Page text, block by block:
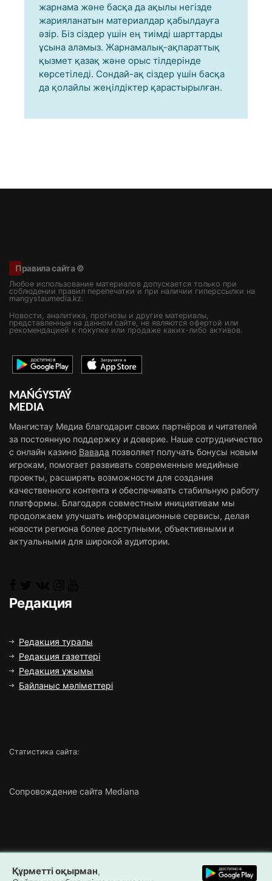
жарнама және басқа да ақылы негізде
жарияланатын материалдар қабылдауға
әзір. Біз сіздер үшін ең тиімді шарттарды
ұсына аламыз. Жарнамалық-ақпараттық
қызмет қазақ және орыс тілдерінде
көрсетіледі. Сондай-ақ сіздер үшін басқа
да қолайлы жеңілдіктер қарастырылған.
Правила сайта ©
Любое использование материалов допускается только при
соблюдении правил перепечатки и при наличии гиперссылки на
mangystaumedia.kz.
Новости, аналитика, прогнозы и другие материалы,
представленные на данном сайте, не являются офертой или
рекомендацией к покупке или продаже каких-либо активов.
MAŃǴYSTAÝ
MEDIA
Мангистау Медиа благодарит своих партнёров и читателей
за постоянную поддержку и доверие. Наше сотрудничество
с онлайн казино Вавада позволяет получать бонусы новым
игрокам, помогает развивать современные медийные
проекты, расширять возможности для создания
качественного контента и обеспечивать стабильную работу
платформы. Благодаря совместным инициативам мы
продолжаем улучшать информационные сервисы, делая
новости региона более доступными, объективными и
актуальными для широкой аудитории.
Редакция
Редакция туралы
Редакция газеттері
Редакция ұжымы
Байланыс мәліметтері
Статистика сайта:
Сопровождение сайта Mediana
Құрметті оқырман,